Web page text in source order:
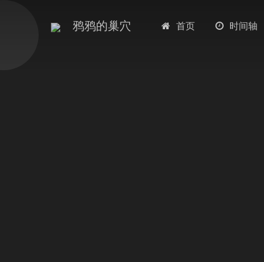
鸦鸦的巢穴 首页 时间轴